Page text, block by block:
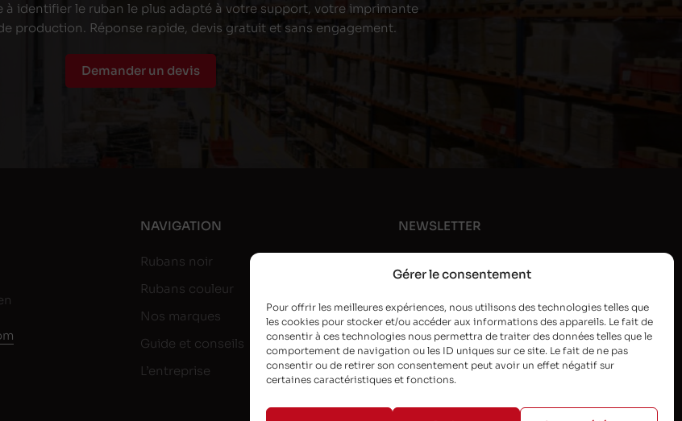
Gérer le consentement
Pour offrir les meilleures expériences, nous utilisons des technologies telles que
les cookies pour stocker et/ou accéder aux informations des appareils. Le fait de
consentir à ces technologies nous permettra de traiter des données telles que le
comportement de navigation ou les ID uniques sur ce site. Le fait de ne pas
consentir ou de retirer son consentement peut avoir un effet négatif sur
certaines caractéristiques et fonctions.
à identifier le ruban le plus adapté à votre support, votre imprimante
production. Réponse rapide, devis gratuit et sans engagement.
Demander un devis
NAVIGATION
Rubans noir
Rubans couleur
Nos marques
Guide et conseils
L’entreprise
NEWSLETTER